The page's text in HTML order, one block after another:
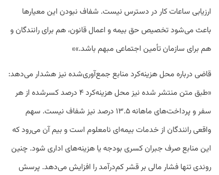
ارزیابی ساعات کار در دسترس نیست. شفاف نبودن این معیارها
باعث می‌شود تخصیص حق بیمه و اعمال قانون، هم برای رانندگان و
هم برای سازمان تأمین اجتماعی مبهم باشد.»»
قاضی درباره محل هزینه‌کرد منابع جمع‌آوری‌شده نیز هشدار می‌دهد:
«طبق متن منتشر شده نیز محل هزینه‌کرد ۴ درصد کسرشده از هر
سفر و پرداخت‌های ماهانه ۱۳.۵ درصد نیز شفاف نیست. سهم
واقعی رانندگان از خدمات بیمه‌ای نامعلوم است و بیم آن می‌رود که
این منابع صرف جبران کسری بودجه یا هزینه‌های اداری شود. چنین
روندی تنها فشار مالی بر قشر کم‌درآمد را افزایش می‌دهد. پرسش